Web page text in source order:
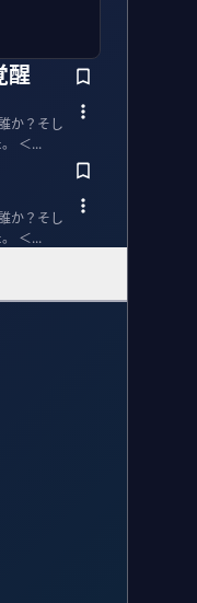
醒
か？そし
て、日本人選手をどう評価するか？PIVOT FOOTBALLレギュラーメンバーに語ってもらった。 ＜...
か？そし
て、日本人選手をどう評価するか？PIVOT FOOTBALLレギュラーメンバーに語ってもらった。 ＜...